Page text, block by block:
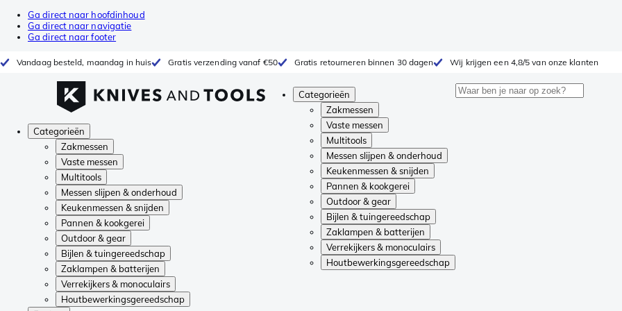
Ga direct naar hoofdinhoud
Ga direct naar navigatie
Ga direct naar footer
Vandaag besteld, maandag in huis Gratis verzending vanaf €50 Gratis retourneren binnen 30 dagen Wij krijgen een 4,8/5 van onze klanten
Categorieën
Zakmessen
Vaste messen
Multitools
Messen slijpen & onderhoud
Keukenmessen & snijden
Pannen & kookgerei
Outdoor & gear
Bijlen & tuingereedschap
Zaklampen & batterijen
Verrekijkers & monoculairs
Houtbewerkingsgereedschap
Categorieën
Zakmessen
Vaste messen
Multitools
Messen slijpen & onderhoud
Keukenmessen & snijden
Pannen & kookgerei
Outdoor & gear
Bijlen & tuingereedschap
Zaklampen & batterijen
Verrekijkers & monoculairs
Houtbewerkingsgereedschap